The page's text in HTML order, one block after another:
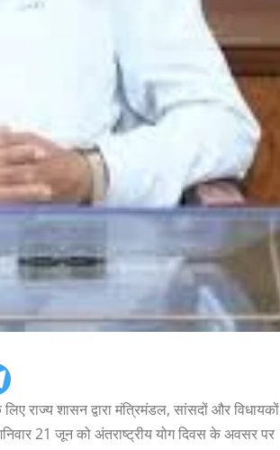
राज्य शासन द्वारा मंत्रिमंडल, सांसदों और विधायकों
21 जून को अंतराष्ट्रीय योग दिवस के अवसर पर